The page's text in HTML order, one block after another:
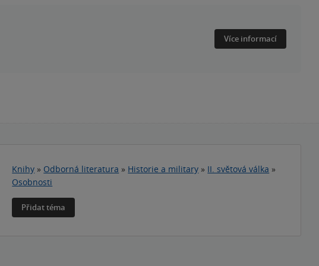
Více informací
Knihy » Odborná literatura » Historie a military » II. světová válka »
Osobnosti
Přidat téma